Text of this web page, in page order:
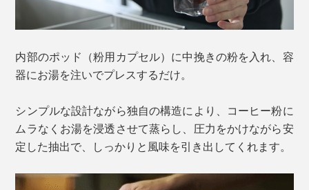
内部のポッド（粉用カプセル）に中挽きの粉を入れ、容
器にお湯を注いでプレスするだけ。
シンプルな設計ながら独自の構造により、コーヒー粉に
ムラなくお湯を浸透させて蒸らし、圧力をかけながら安
定した抽出で、しっかりと風味を引き出してくれます。